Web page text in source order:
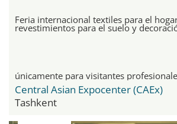
Feria internacional textiles para el
revestimientos para el suelo y
únicamente para visitantes
Central Asian Expocenter (CAEx)
Tashkent